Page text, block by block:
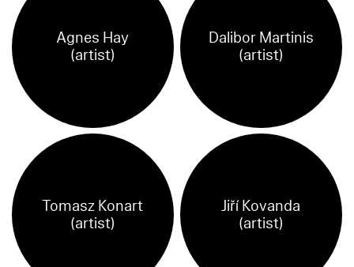
Agnes Hay
(artist)
Dalibor Martinis
(artist)
Tomasz Konart
(artist)
Jiří Kovanda
(artist)